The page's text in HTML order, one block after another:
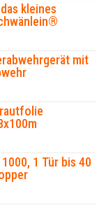
kleines
mit
1 Tür bis 40